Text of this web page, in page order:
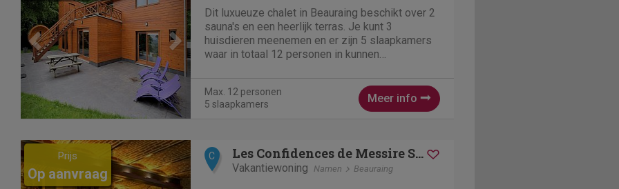
Dit luxueuze chalet in Beauraing beschikt over 2
sauna's en een heerlijk terras. Je kunt 3
huisdieren meenemen en er zijn 5 slaapkamers
waar in totaal 12 personen in kunnen
wandeling in het bos, dat ongeveer 400 m...
Max. 12 personen
5 slaapkamers
Meer info
Previous Next
Prijs
Op aanvraag
C Les Confidences de Messire Sanglier
Vakantiewoning Namen Beauraing